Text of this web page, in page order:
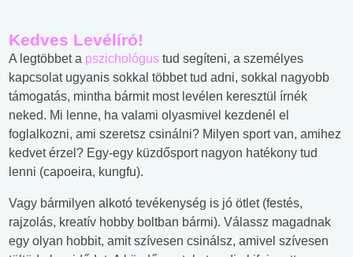
Kedves Levélíró!
A legtöbbet a pszichológus tud segíteni, a személyes
kapcsolat ugyanis sokkal többet tud adni, sokkal nagyobb
támogatás, mintha bármit most levélen keresztül írnék
neked. Mi lenne, ha valami olyasmivel kezdenél el
foglalkozni, ami szeretsz csinálni? Milyen sport van, amihez
kedvet érzel? Egy-egy küzdősport nagyon hatékony tud
lenni (capoeira, kungfu).
Vagy bármilyen alkotó tevékenység is jó ötlet (festés,
rajzolás, kreatív hobby boltban bármi). Válassz magadnak
egy olyan hobbit, amit szívesen csinálsz, amivel szívesen